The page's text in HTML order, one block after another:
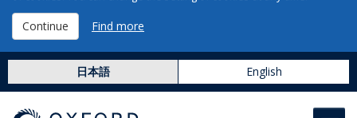
Continue Find more
日本語 English